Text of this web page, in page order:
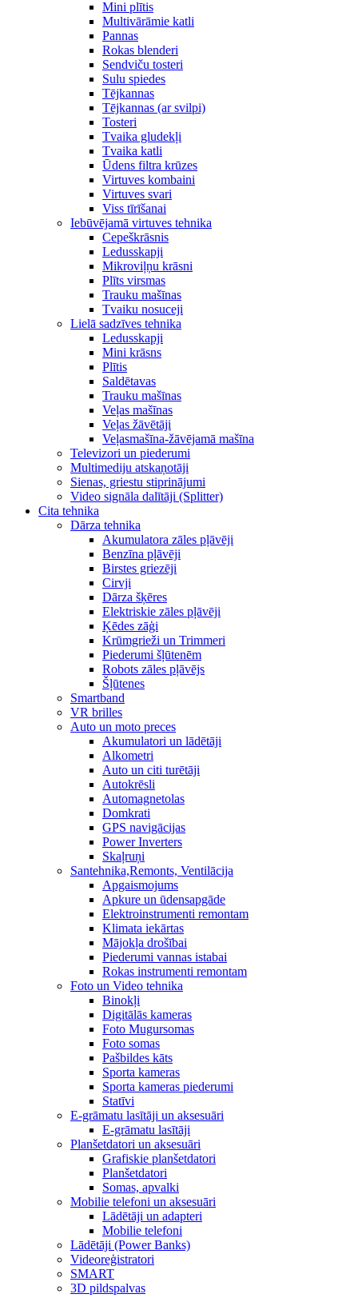
Mini plītis
Multivārāmie katli
Pannas
Rokas blenderi
Sendviču tosteri
Sulu spiedes
Tējkannas
Tējkannas (ar svilpi)
Tosteri
Tvaika gludekļi
Tvaika katli
Ūdens filtra krūzes
Virtuves kombaini
Virtuves svari
Viss tīrīšanai
Iebūvējamā virtuves tehnika
Cepeškrāsnis
Ledusskapji
Mikroviļņu krāsni
Plīts virsmas
Trauku mašīnas
Tvaiku nosuceji
Lielā sadzīves tehnika
Ledusskapji
Mini krāsns
Plītis
Saldētavas
Trauku mašīnas
Veļas mašīnas
Veļas žāvētāji
Veļasmašīna-žāvējamā mašīna
Televizori un piederumi
Multimediju atskaņotāji
Sienas, griestu stiprinājumi
Video signāla dalītāji (Splitter)
Cita tehnika
Dārza tehnika
Akumulatora zāles pļāvēji
Benzīna pļāvēji
Birstes griezēji
Cirvji
Dārza šķēres
Elektriskie zāles pļāvēji
Ķēdes zāģi
Krūmgrieži un Trimmeri
Piederumi šļūtenēm
Robots zāles pļāvējs
Šļūtenes
Smartband
VR brilles
Auto un moto preces
Akumulatori un lādētāji
Alkometri
Auto un citi turētāji
Autokrēsli
Automagnetolas
Domkrati
GPS navigācijas
Power Inverters
Skaļruņi
Santehnika,Remonts, Ventilācija
Apgaismojums
Apkure un ūdensapgāde
Elektroinstrumenti remontam
Klimata iekārtas
Mājokļa drošībai
Piederumi vannas istabai
Rokas instrumenti remontam
Foto un Video tehnika
Binokļi
Digitālās kameras
Foto Mugursomas
Foto somas
Pašbildes kāts
Sporta kameras
Sporta kameras piederumi
Statīvi
E-grāmatu lasītāji un aksesuāri
E-grāmatu lasītāji
Planšetdatori un aksesuāri
Grafiskie planšetdatori
Planšetdatori
Somas, apvalki
Mobilie telefoni un aksesuāri
Lādētāji un adapteri
Mobilie telefoni
Lādētāji (Power Banks)
Videoreģistratori
SMART
3D pildspalvas